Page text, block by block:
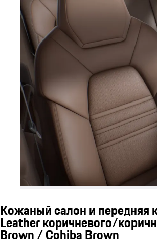
Кожаный салон и передняя
Leather коричневого/
Brown / Cohiba Brown